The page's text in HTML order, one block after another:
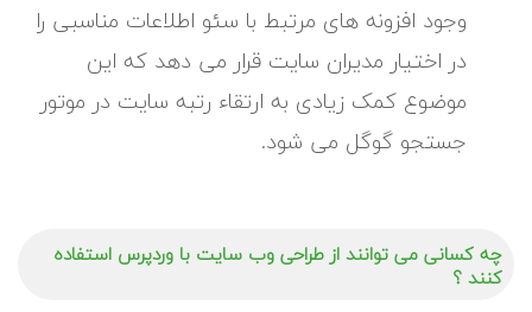
وجود افزونه های مرتبط با سئو اطلاعات مناسبی را
در اختیار مدیران سایت قرار می دهد که این
موضوع کمک زیادی به ارتقاء رتبه سایت در موتور
جستجو گوگل می شود.
چه کسانی می توانند از طراحی وب سایت با وردپرس استفاده
کنند ؟